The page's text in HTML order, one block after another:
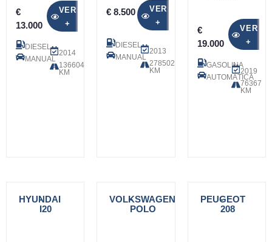
€
13.000
VER
+
DIESEL
MANUAL
2014
136604
KM
€ 8.500
VER
+
DIESEL
MANUAL
2013
278502
KM
€
19.000
VER
+
GASOLINA
AUTOMÁTICA
2019
76367
KM
HYUNDAI
-
I20
VOLKSWAGEN
-
POLO
PEUGEOT
-
208